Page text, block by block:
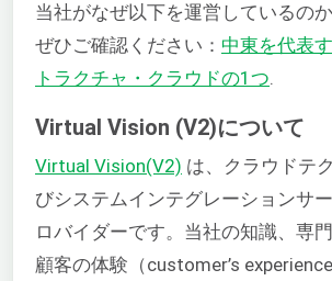
当社がなぜ以下を運営しているの
ぜひご確認ください： 中東を代表
トラクチャ・クラウドの1つ.
Virtual Vision (V2)について
Virtual Vision(V2) は、クラウドテ
びシステムインテグレーションサ
ロバイダーです。当社の知識、専
顧客の体験（customer’s